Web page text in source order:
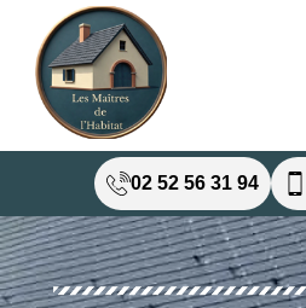
02 52 56 31 94